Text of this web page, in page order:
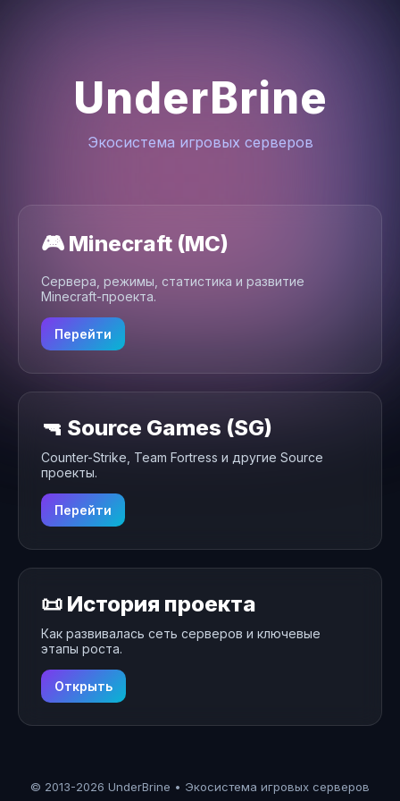
UnderBrine
Экосистема игровых серверов
🎮 Minecraft (MC)
Сервера, режимы, статистика и развитие
Minecraft-проекта.
Перейти
🔫 Source Games (SG)
Counter-Strike, Team Fortress и другие Source
проекты.
Перейти
📜 История проекта
Как развивалась сеть серверов и ключевые
этапы роста.
Открыть
© 2013-2026 UnderBrine • Экосистема игровых серверов